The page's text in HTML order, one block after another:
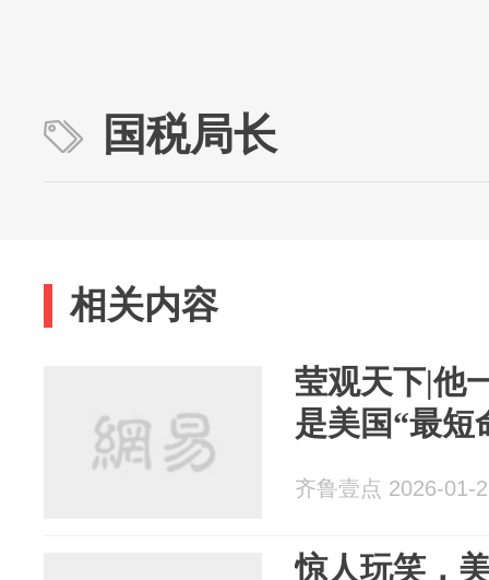
国税局长
相关内容
莹观天下|他
是美国“最短
齐鲁壹点 2026-01-
惊人玩笑，